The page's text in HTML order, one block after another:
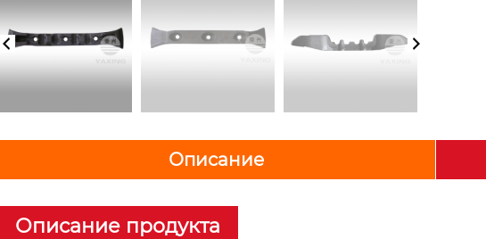
Описание
Описание продукта